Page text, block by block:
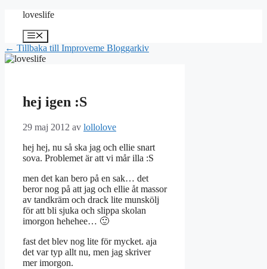
Hoppa
innehåll
loveslife
Meny
← Tillbaka till Improveme Bloggarkiv
hej igen :S
29 maj 2012 av lollolove
hej hej, nu så ska jag och ellie snart
sova. Problemet är att vi mår illa :S
men det kan bero på en sak… det
beror nog på att jag och ellie åt massor
av tandkräm och drack lite munskölj
för att bli sjuka och slippa skolan
imorgon hehehee… 🙂
fast det blev nog lite för mycket. aja
det var typ allt nu, men jag skriver
mer imorgon.